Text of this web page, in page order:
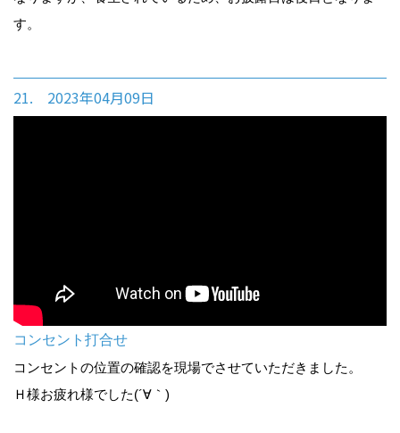
す。
21. 2023年04月09日
コンセント打合せ
コンセントの位置の確認を現場でさせていただきました。
Ｈ様お疲れ様でした(´∀｀)